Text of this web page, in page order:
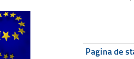
Pagina de